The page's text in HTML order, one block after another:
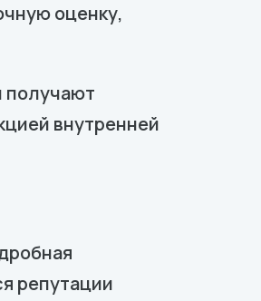
оценку,
получают
внутренней
репутации